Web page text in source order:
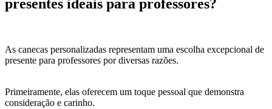
presentes ideais para professores?
As canecas personalizadas representam uma escolha excepcional de
presente para professores por diversas razões.
Primeiramente, elas oferecem um toque pessoal que demonstra
consideração e carinho.